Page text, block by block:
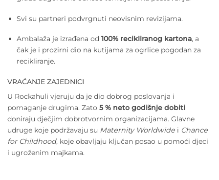
Svi su partneri podvrgnuti neovisnim revizijama.
Ambalaža je izrađena od 100% recikliranog kartona, a
čak je i prozirni dio na kutijama za ogrlice pogodan za
recikliranje.
VRAĆANJE ZAJEDNICI
U Rockahuli vjeruju da je dio dobrog poslovanja i
pomaganje drugima. Zato 5 % neto godišnje dobiti
doniraju dječjim dobrotvornim organizacijama. Glavne
udruge koje podržavaju su Maternity Worldwide i Chance
for Childhood, koje obavljaju ključan posao u pomoći djeci
i ugroženim majkama.